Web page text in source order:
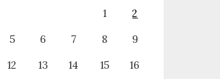
1
2
5 6 7 8
9
12 13 14 15
16